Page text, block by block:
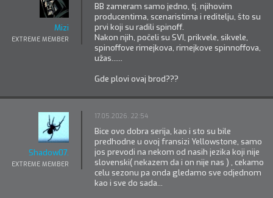
Mizi
EXTREME MEMBER
BB zameram samo jedno, tj. njihovim
producentima, scenaristima i reditelju, što su
prvi koji su radili spinoff.
Nakon njih, počeli su SVI, prikvele, sikvele,
spinoffove rimejkova, rimejkove spinnoffova,
užas......
Gde plovi ovaj brod???
Shadow07.
EXTREME MEMBER
17.05.2026. 22:54
Bice ovo dobra serija, kao i sto su bile
predhodne u ovoj fransizi Yellowstone, samo
jos prevodi na nekom od nasih jezika koji nije
slovenski( nekazem da i on nije nas ) , cekamo
celu sezonu pa onda gledamo sve odjednom
kao i sve do sada...